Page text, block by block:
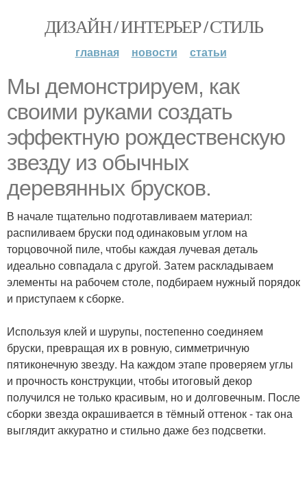
ДИЗАЙН / ИНТЕРЬЕР / СТИЛЬ
главная новости статьи
Мы демонстрируем, как
своими руками создать
эффектную рождественскую
звезду из обычных
деревянных брусков.
В начале тщательно подготавливаем материал:
распиливаем бруски под одинаковым углом на
торцовочной пиле, чтобы каждая лучевая деталь
идеально совпадала с другой. Затем раскладываем
элементы на рабочем столе, подбираем нужный порядок
и приступаем к сборке.
Используя клей и шурупы, постепенно соединяем
бруски, превращая их в ровную, симметричную
пятиконечную звезду. На каждом этапе проверяем углы
и прочность конструкции, чтобы итоговый декор
получился не только красивым, но и долговечным. После
сборки звезда окрашивается в тёмный оттенок - так она
выглядит аккуратно и стильно даже без подсветки.